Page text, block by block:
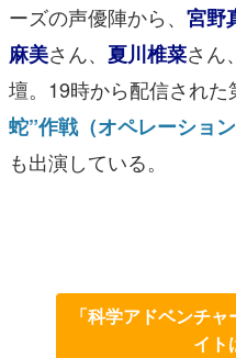
ーズの声優陣から、 宮野
麻美さん、 夏川椎菜さん、
壇。19時から配信された
蛇”作戦（オペレーショ
も出演している。
「科学アドベンチ
イト